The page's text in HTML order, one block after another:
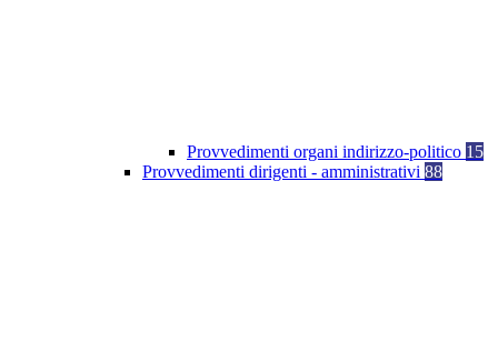
Provvedimenti organi indirizzo-politico 15
Provvedimenti dirigenti - amministrativi 88